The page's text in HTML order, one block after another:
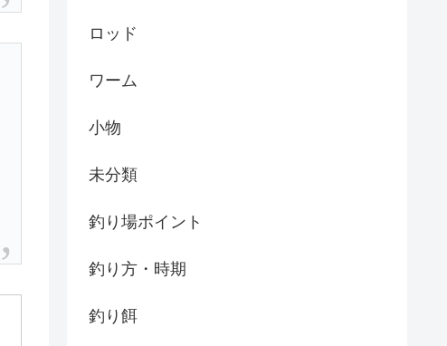
ロッド
ワーム
小物
未分類
釣り場ポイント
釣り方・時期
釣り餌